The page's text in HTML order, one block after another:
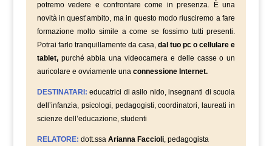
potremo vedere e confrontare come in presenza. È una
novità in quest’ambito, ma in questo modo riusciremo a fare
formazione molto simile a come se fossimo tutti presenti.
Potrai farlo tranquillamente da casa, dal tuo pc o cellulare e
tablet,purché abbia una videocamera e delle casse o un
auricolare e ovviamente una connessione Internet.
DESTINATARI: educatrici di asilo nido, insegnanti di scuola
dell’infanzia, psicologi, pedagogisti, coordinatori, laureati in
scienze dell’educazione, studenti
RELATORE: dott.ssa Arianna Faccioli, pedagogista